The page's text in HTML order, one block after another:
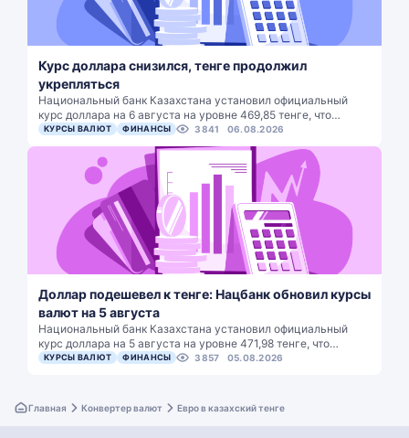
Курс доллара снизился, тенге продолжил
укрепляться
Национальный банк Казахстана установил официальный
курс доллара на 6 августа на уровне 469,85 тенге, что…
КУРСЫ ВАЛЮТ ФИНАНСЫ 3841 06.08.2026
Доллар подешевел к тенге: Нацбанк обновил курсы
валют на 5 августа
Национальный банк Казахстана установил официальный
курс доллара на 5 августа на уровне 471,98 тенге, что…
КУРСЫ ВАЛЮТ ФИНАНСЫ 3857 05.08.2026
Главная Конвертер валют Евро в казахский тенге